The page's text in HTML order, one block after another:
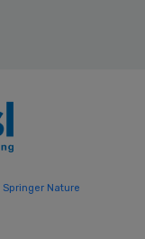
Springer Nature